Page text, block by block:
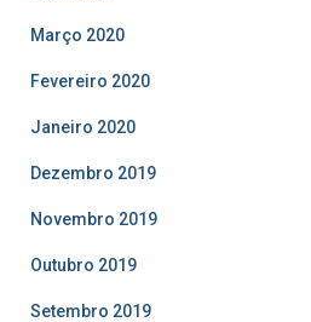
Março 2020
Fevereiro 2020
Janeiro 2020
Dezembro 2019
Novembro 2019
Outubro 2019
Setembro 2019